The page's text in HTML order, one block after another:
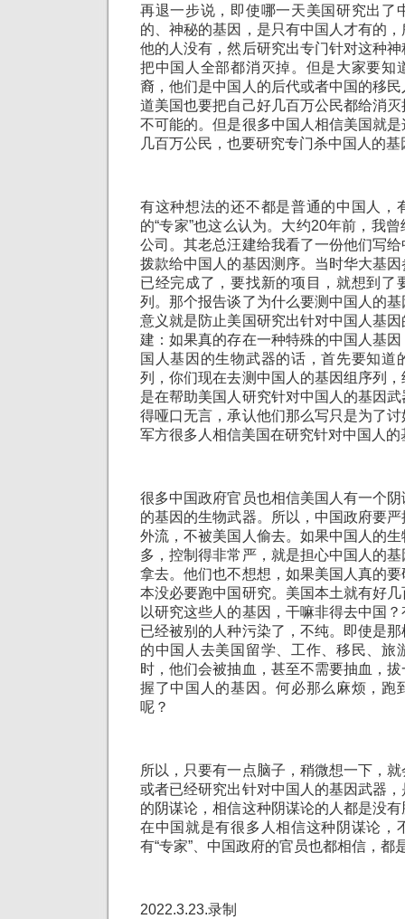
再退一步说，即使哪一天美国研究出了
的、神秘的基因，是只有中国人才有的
他的人没有，然后研究出专门针对这种
把中国人全部都消灭掉。但是大家要知
裔，他们是中国人的后代或者中国的移
道美国也要把自己好几百万公民都给消
不可能的。但是很多中国人相信美国就
几百万公民，也要研究专门杀中国人的基
有这种想法的还不都是普通的中国人，
的“专家”也这么认为。大约20年前，我
公司。其老总汪建给我看了一份他们写
拨款给中国人的基因测序。当时华大基
已经完成了，要找新的项目，就想到了
列。那个报告谈了为什么要测中国人的
意义就是防止美国研究出针对中国人基
建：如果真的存在一种特殊的中国人基
国人基因的生物武器的话，首先要知道
列，你们现在去测中国人的基因组序列
是在帮助美国人研究针对中国人的基因
得哑口无言，承认他们那么写只是为了
军方很多人相信美国在研究针对中国人的
很多中国政府官员也相信美国人有一个
的基因的生物武器。所以，中国政府要
外流，不被美国人偷去。如果中国人的
多，控制得非常严，就是担心中国人的
拿去。他们也不想想，如果美国人真的
本没必要跑中国研究。美国本土就有好
以研究这些人的基因，干嘛非得去中国
已经被别的人种污染了，不纯。即使是
的中国人去美国留学、工作、移民、旅
时，他们会被抽血，甚至不需要抽血，
握了中国人的基因。何必那么麻烦，跑
呢？
所以，只要有一点脑子，稍微想一下，
或者已经研究出针对中国人的基因武器
的阴谋论，相信这种阴谋论的人都是没
在中国就是有很多人相信这种阴谋论，
有“专家”、中国政府的官员也都相信，都
2022.3.23.录制